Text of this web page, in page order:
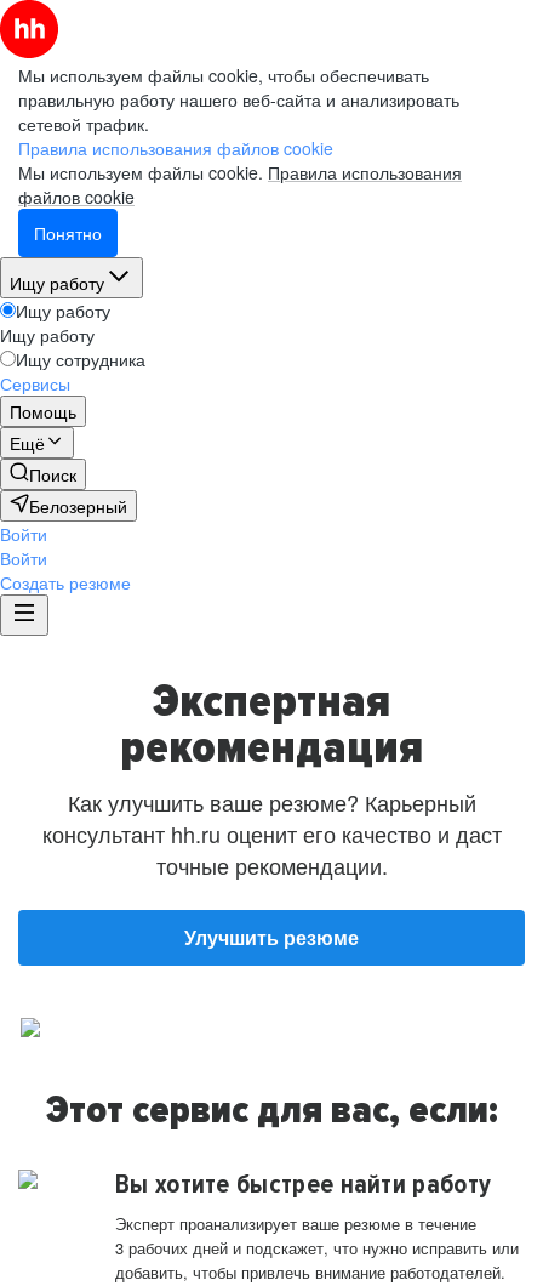
Мы используем файлы cookie, чтобы обеспечивать
правильную работу нашего веб-сайта и анализировать
сетевой трафик.
Правила использования файлов cookie
Мы используем файлы cookie. Правила использования
файлов cookie
Понятно
Ищу работу
Ищу работу
Ищу работу
Ищу сотрудника
Сервисы
Помощь
Ещё
Поиск
Белозерный
Войти
Войти
Создать резюме
Экспертная
рекомендация
Как улучшить ваше резюме? Карьерный
консультант hh.ru оценит его качество и даст
точные рекомендации.
Улучшить резюме
Этот сервис для вас, если:
Вы хотите быстрее найти работу
Эксперт проанализирует ваше резюме в течение
3 рабочих дней и подскажет, что нужно исправить или
добавить, чтобы привлечь внимание работодателей.